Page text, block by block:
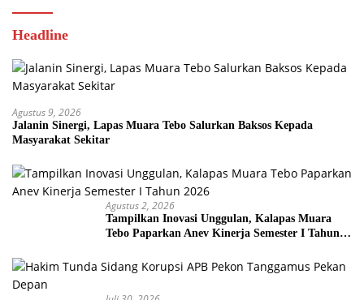
Headline
Agustus 9, 2026
Jalanin Sinergi, Lapas Muara Tebo Salurkan Baksos Kepada
Masyarakat Sekitar
Agustus 2, 2026
Tampilkan Inovasi Unggulan, Kalapas Muara
Tebo Paparkan Anev Kinerja Semester I Tahun